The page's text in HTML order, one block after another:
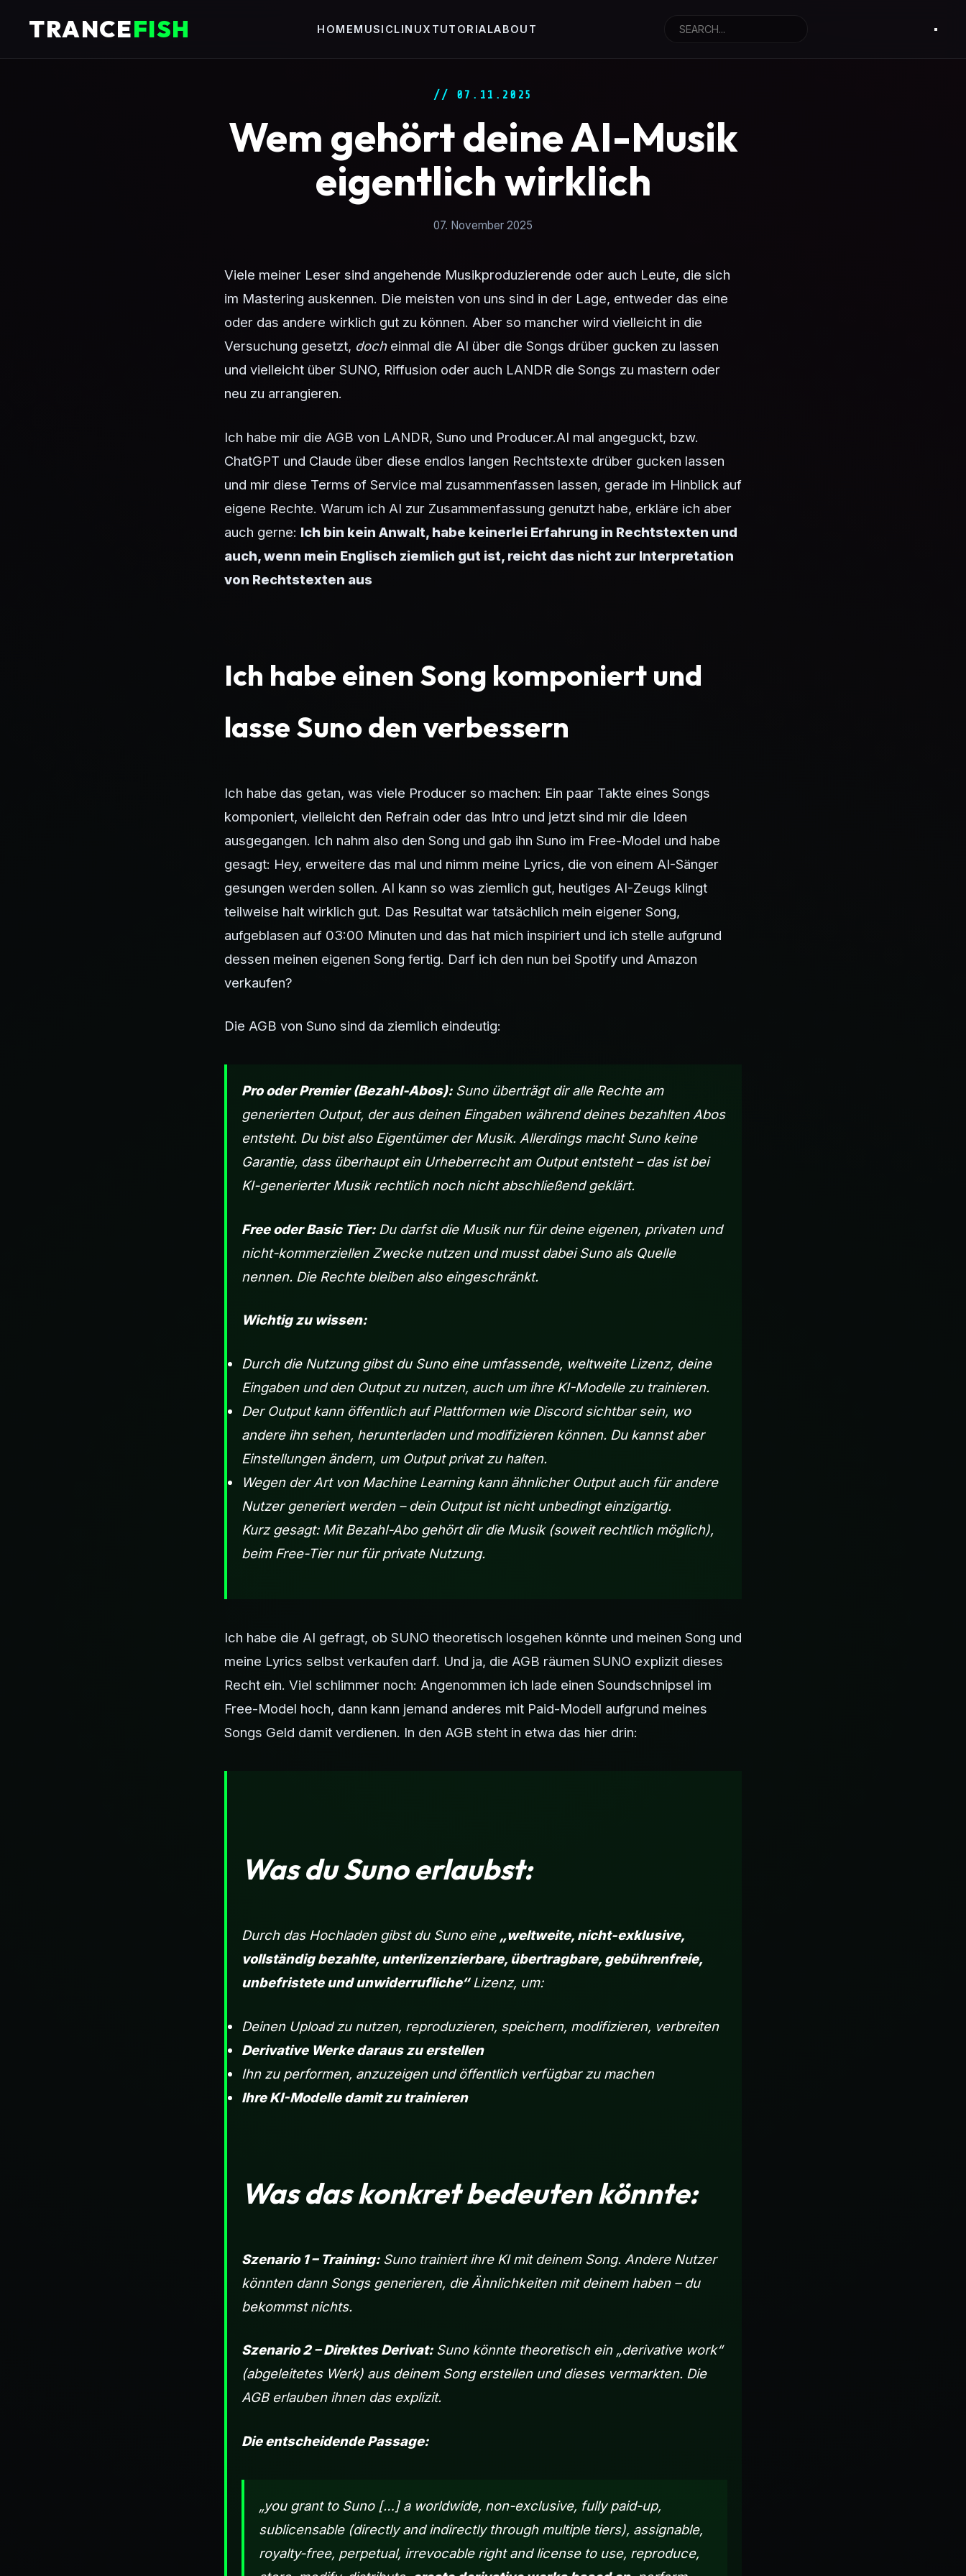
TRANCEFISH HOMEMUSICLINUX TUTORIALABOUT
// 07.11.2025
Wem gehört deine AI-Musik
eigentlich wirklich
07. November 2025
Viele meiner Leser sind angehende Musikproduzierende oder auch Leute, die sich
im Mastering auskennen. Die meisten von uns sind in der Lage, entweder das eine
oder das andere wirklich gut zu können. Aber so mancher wird vielleicht in die
Versuchung gesetzt, docheinmal die AI über die Songs drüber gucken zu lassen
und vielleicht über SUNO, Riffusion oder auch LANDR die Songs zu mastern oder
neu zu arrangieren.
Ich habe mir die AGB von LANDR, Suno und Producer.AI mal angeguckt, bzw.
ChatGPT und Claude über diese endlos langen Rechtstexte drüber gucken lassen
und mir diese Terms of Service mal zusammenfassen lassen, gerade im Hinblick auf
eigene Rechte. Warum ich AI zur Zusammenfassung genutzt habe, erkläre ich aber
auch gerne: Ich bin kein Anwalt, habe keinerlei Erfahrung in Rechtstexten und
auch, wenn mein Englisch ziemlich gut ist, reicht das nicht zur Interpretation
von Rechtstexten aus
Ich habe einen Song komponiert und
lasse Suno den verbessern
Ich habe das getan, was viele Producer so machen: Ein paar Takte eines Songs
komponiert, vielleicht den Refrain oder das Intro und jetzt sind mir die Ideen
ausgegangen. Ich nahm also den Song und gab ihn Suno im Free-Model und habe
gesagt: Hey, erweitere das mal und nimm meine Lyrics, die von einem AI-Sänger
gesungen werden sollen. AI kann so was ziemlich gut, heutiges AI-Zeugs klingt
teilweise halt wirklich gut. Das Resultat war tatsächlich mein eigener Song,
aufgeblasen auf 03:00 Minuten und das hat mich inspiriert und ich stelle aufgrund
dessen meinen eigenen Song fertig. Darf ich den nun bei Spotify und Amazon
verkaufen?
Die AGB von Suno sind da ziemlich eindeutig:
Pro oder Premier (Bezahl-Abos):Suno überträgt dir alle Rechte am
generierten Output, der aus deinen Eingaben während deines bezahlten Abos
entsteht. Du bist also Eigentümer der Musik. Allerdings macht Suno keine
Garantie, dass überhaupt ein Urheberrecht am Output entsteht – das ist bei
KI-generierter Musik rechtlich noch nicht abschließend geklärt.
Free oder Basic Tier:Du darfst die Musik nur für deine eigenen, privaten und
nicht-kommerziellen Zwecke nutzen und musst dabei Suno als Quelle
nennen. Die Rechte bleiben also eingeschränkt.
Wichtig zu wissen:
Durch die Nutzung gibst du Suno eine umfassende, weltweite Lizenz, deine
Eingaben und den Output zu nutzen, auch um ihre KI-Modelle zu trainieren.
Der Output kann öffentlich auf Plattformen wie Discord sichtbar sein, wo
andere ihn sehen, herunterladen und modifizieren können. Du kannst aber
Einstellungen ändern, um Output privat zu halten.
Wegen der Art von Machine Learning kann ähnlicher Output auch für andere
Nutzer generiert werden – dein Output ist nicht unbedingt einzigartig.
Kurz gesagt: Mit Bezahl-Abo gehört dir die Musik (soweit rechtlich möglich),
beim Free-Tier nur für private Nutzung.
Ich habe die AI gefragt, ob SUNO theoretisch losgehen könnte und meinen Song und
meine Lyrics selbst verkaufen darf. Und ja, die AGB räumen SUNO explizit dieses
Recht ein. Viel schlimmer noch: Angenommen ich lade einen Soundschnipsel im
Free-Model hoch, dann kann jemand anderes mit Paid-Modell aufgrund meines
Songs Geld damit verdienen. In den AGB steht in etwa das hier drin:
Was du Suno erlaubst:
Durch das Hochladen gibst du Suno eine „weltweite, nicht-exklusive,
vollständig bezahlte, unterlizenzierbare, übertragbare, gebührenfreie,
unbefristete und unwiderrufliche“Lizenz, um:
Deinen Upload zu nutzen, reproduzieren, speichern, modifizieren, verbreiten
Derivative Werke daraus zu erstellen
Ihn zu performen, anzuzeigen und öffentlich verfügbar zu machen
Ihre KI-Modelle damit zu trainieren
Was das konkret bedeuten könnte:
Szenario 1 – Training:Suno trainiert ihre KI mit deinem Song. Andere Nutzer
könnten dann Songs generieren, die Ähnlichkeiten mit deinem haben – du
bekommst nichts.
Szenario 2 – Direktes Derivat:Suno könnte theoretisch ein „derivative work“
(abgeleitetes Werk) aus deinem Song erstellen und dieses vermarkten. Die
AGB erlauben ihnen das explizit.
Die entscheidende Passage:
„you grant to Suno […] a worldwide, non-exclusive, fully paid-up,
sublicensable (directly and indirectly through multiple tiers), assignable,
royalty-free, perpetual, irrevocable right and license to use, reproduce,